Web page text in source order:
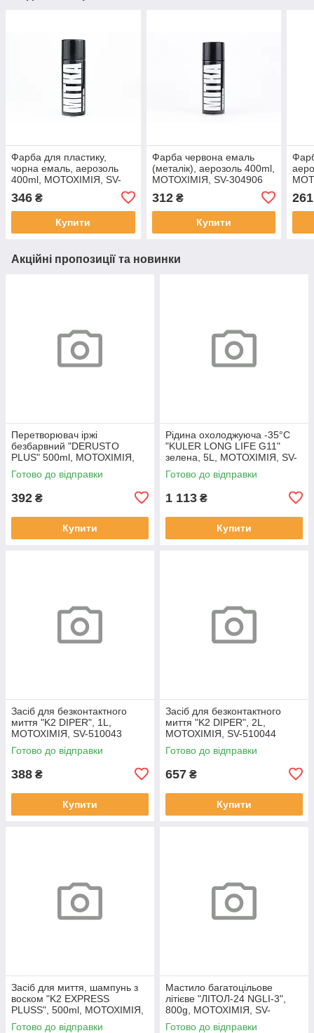
Фарба для пластику,
чорна емаль, аерозоль
400ml, МОТОХІМІЯ, SV-
346 ₴
Купити
Фарба червона емаль
(металік), аерозоль 400ml,
МОТОХІМІЯ, SV-304906
312₴
Купити
261
Акційні пропозиції та новинки
Перетворювач іржі
безбарвний "DERUSTO
PLUS" 500ml, МОТОХІМІЯ,
SV-510046
Готово до відправки
392 ₴
Купити
Рідина охолоджуюча -35°C
"KULER LONG LIFE G11"
зелена, 5L, МОТОХІМІЯ, SV-
510042
Готово до відправки
1 113 ₴
Купити
Засіб для безконтактного
миття "K2 DIPER", 1L,
МОТОХІМІЯ, SV-510043
Готово до відправки
388 ₴
Купити
Засіб для безконтактного
миття "K2 DIPER", 2L,
МОТОХІМІЯ, SV-510044
Готово до відправки
657 ₴
Купити
Засіб для миття, шампунь з
воском "K2 EXPRESS
PLUSS", 500ml, МОТОХІМІЯ,
SV-510045
Готово до відправки
Мастило багатоцільове
літієве "ЛІТОЛ-24 NGLI-3",
800g, МОТОХІМІЯ, SV-
510040
Готово до відправки